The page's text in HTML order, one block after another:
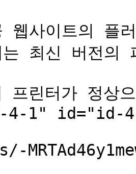
웹사이트의 플
는 최신 버전의
린터가 정상
4-1" id="id-